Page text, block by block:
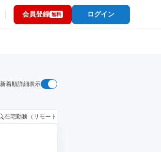
会員登録 無料 ログイン
新着順詳細表示
在宅勤務（リモートワーク）OK